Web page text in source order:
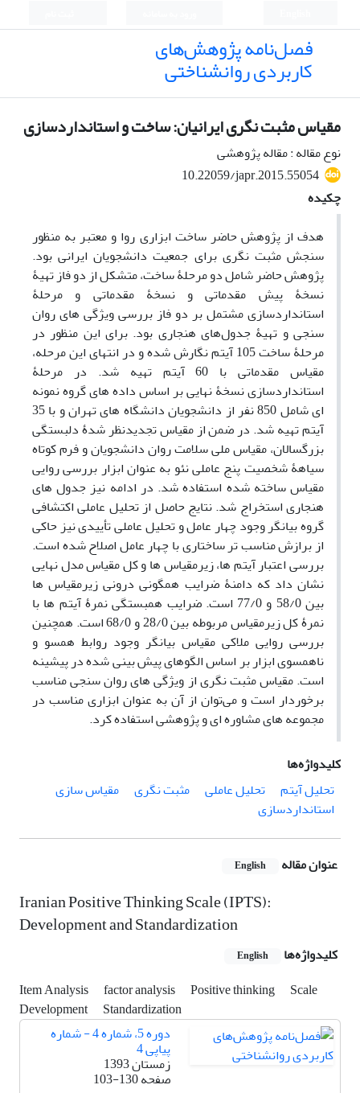
فصل‌نامه پژوهش‌های
کاربردی روانشناختی
مقیاس مثبت نگری ایرانیان: ساخت و استانداردسازی
نوع مقاله : مقاله پژوهشی
10.22059/japr.2015.55054
چکیده
هدف از پژوهش حاضر ساخت ابزاری روا و معتبر به‌ منظور
سنجش مثبت ­نگری برای جمعیت دانشجویان ایرانی بود.
پژوهش حاضر شامل دو مرحلۀ ساخت، متشکل از دو فاز تهیۀ
نسخۀ پیش ‌مقدماتی و نسخۀ مقدماتی و مرحلۀ
استانداردسازی مشتمل بر دو فاز بررسی ویژگی ‌های روان‌
سنجی و تهیۀ جدول‌های هنجاری بود. برای این منظور در
مرحلۀ ساخت 105 آیتم نگارش شده و در انتهای این مرحله،
مقیاس مقدماتی با 60 آیتم تهیه شد. در مرحلۀ
استانداردسازی نسخۀ نهایی بر اساس داده‌ های گروه نمونه
‌ای شامل 850 نفر از دانشجویان دانشگاه ‌های تهران و با 35
آیتم تهیه شد. در ضمن از مقیاس تجدیدنظر شدۀ دلبستگی
بزرگسالان، مقیاس ملی سلامت روان دانشجویان و فرم کوتاه
سیاهۀ شخصیت پنج ‌عاملی نئو به ‌عنوان ابزار بررسی روایی
مقیاس ساخته ‌شده استفاده شد. در ادامه نیز جدول ‌های
هنجاری استخراج شد. نتایج حاصل از تحلیل عاملی اکتشافی
گروه بیانگر وجود چهار عامل و تحلیل عاملی تأییدی نیز حاکی
از برازش مناسب ‌تر ساختاری با چهار عامل اصلاح‌ شده است.
بررسی اعتبار آیتم ‌ها، زیرمقیاس‌ ها و کل مقیاس مدل نهایی
نشان داد که دامنۀ ضرایب همگونی درونی زیرمقیاس ‌ها
بین 58/0 و 77/0 است. ضرایب همبستگی نمرۀ آیتم ‌ها با
نمرۀ کل زیرمقیاس مربوطه بین 28/0 و 68/0 است. همچنین
بررسی روایی ملاکی مقیاس بیانگر وجود روابط همسو و
ناهمسوی ابزار بر اساس الگوهای پیش ‌بینی ‌شده در پیشینه
است. مقیاس مثبت ‌نگری از ویژگی ‌های روان‌ سنجی مناسب
برخوردار است و می‌توان از آن به‌ عنوان ابزاری مناسب در
مجموعه ‌های مشاوره ‌ای و پژوهشی استفاده کرد.
کلیدواژه‌ها
تحلیل آیتم
تحلیل عاملی مثبت نگری
مقیاس سازی
استانداردسازی
عنوان مقاله English
Iranian Positive Thinking Scale (IPTS):
Development and Standardization
کلیدواژه‌ها English
Item Analysis factor analysis Positive thinking
Scale
Development
Standardization
دوره 5، شماره 4 - شماره
پیاپی 4
زمستان 1393
صفحه103-130